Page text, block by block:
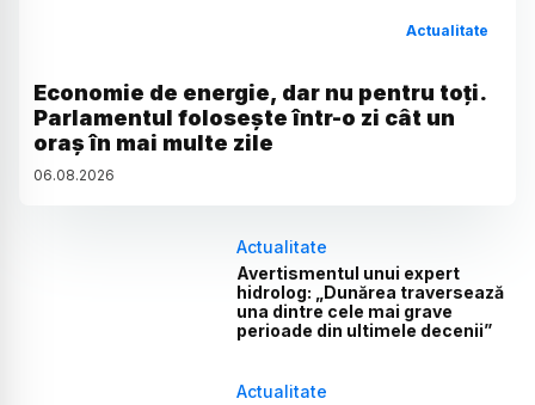
Actualitate
Economie de energie, dar nu pentru toți.
Parlamentul folosește într-o zi cât un
oraș în mai multe zile
06.08.2026
Actualitate
Avertismentul unui expert
hidrolog: „Dunărea traversează
una dintre cele mai grave
perioade din ultimele decenii”
Actualitate